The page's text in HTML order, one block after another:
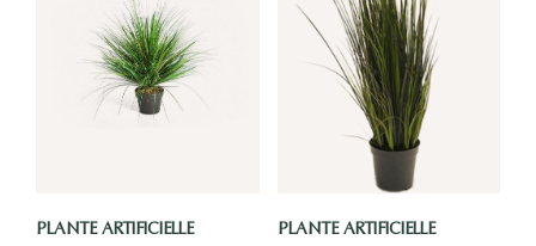
PLANTE ARTIFICIELLE PLANTE ARTIFICIELLE